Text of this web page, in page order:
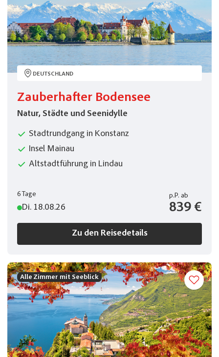
DEUTSCHLAND
Zauberhafter Bodensee
Natur, Städte und Seenidylle
Stadtrundgang in Konstanz
Insel Mainau
Altstadtführung in Lindau
6 Tage
Di. 18.08.26
p.P. ab
839 €
Zu den Reisedetails
Alle Zimmer mit Seeblick